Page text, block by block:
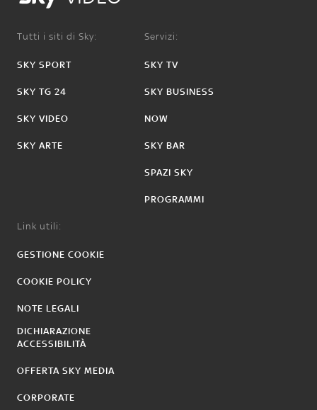
Tutti i siti di Sky:
SKY SPORT
SKY TG 24
SKY VIDEO
SKY ARTE
Servizi:
SKY TV
SKY BUSINESS
NOW
SKY BAR
SPAZI SKY
PROGRAMMI
Link utili:
GESTIONE COOKIE
COOKIE POLICY
NOTE LEGALI
DICHIARAZIONE
ACCESSIBILITÀ
OFFERTA SKY MEDIA
CORPORATE